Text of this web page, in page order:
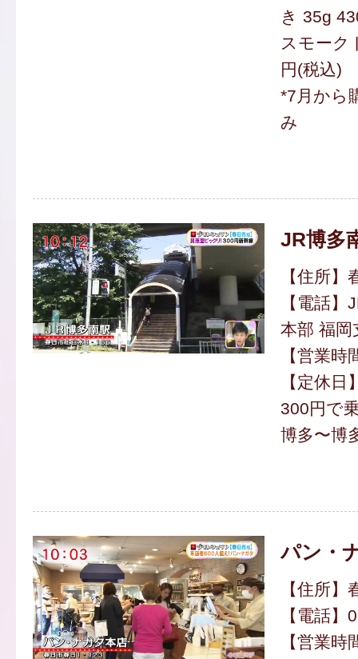
き 35g
スモーク
円(税込)
*7月から
み
JR博多
【住所
【電話
本部 福岡
【営業
【定休日
300円で
博多〜博
パン・
【住所
【電話
【営業